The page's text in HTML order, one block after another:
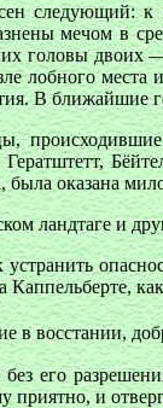
мечом в
головы
лобного
В
оказана
ландтаге и
в восстании,
его
приятно, и